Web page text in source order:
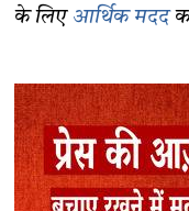
के लिए आर्थिक मदद